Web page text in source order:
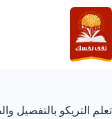
التجاوز
إلى
المحتوى
تعلم التريكو بالتفصيل